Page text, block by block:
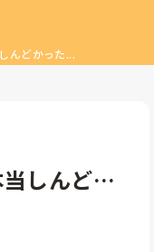
んどかった...
しんどか